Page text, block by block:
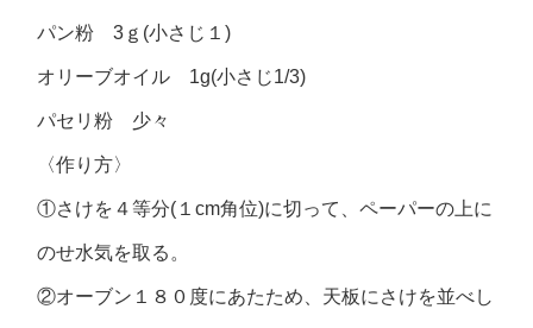
パン粉 3ｇ(小さじ１)
オリーブオイル 1g(小さじ1/3)
パセリ粉 少々
〈作り方〉
①さけを４等分(１cm角位)に切って、ペーパーの上に
のせ水気を取る。
②オーブン１８０度にあたため、天板にさけを並べし